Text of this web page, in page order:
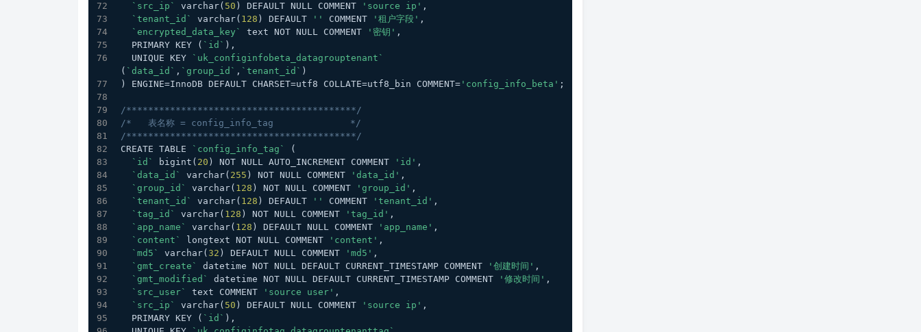
`src_ip`
varchar( 50 ) DEFAULT NULL COMMENT 'source ip' ,
`tenant_id`
varchar( 128 ) DEFAULT '' COMMENT '租户字段' ,
`encrypted_data_key`
text NOT NULL COMMENT '密钥' ,
  PRIMARY KEY (
`id` ),
  UNIQUE KEY
`uk_configinfobeta_datagrouptenant`
( `data_id` , `group_id` , `tenant_id` )
) ENGINE=InnoDB DEFAULT CHARSET=utf8 COLLATE=utf8_bin COMMENT= 'config_info_beta' ;
/******************************************/
/*   表名称 = config_info_tag              */
/******************************************/
CREATE TABLE
`config_info_tag`
(
`id`
bigint( 20 ) NOT NULL AUTO_INCREMENT COMMENT 'id' ,
`data_id`
varchar( 255 ) NOT NULL COMMENT 'data_id' ,
`group_id`
varchar( 128 ) NOT NULL COMMENT 'group_id' ,
`tenant_id`
varchar( 128 ) DEFAULT '' COMMENT 'tenant_id' ,
`tag_id`
varchar( 128 ) NOT NULL COMMENT 'tag_id' ,
`app_name`
varchar( 128 ) DEFAULT NULL COMMENT 'app_name' ,
`content`
longtext NOT NULL COMMENT 'content' ,
`md5`
varchar( 32 ) DEFAULT NULL COMMENT 'md5' ,
`gmt_create`
datetime NOT NULL DEFAULT CURRENT_TIMESTAMP COMMENT '创建时间' ,
`gmt_modified`
datetime NOT NULL DEFAULT CURRENT_TIMESTAMP COMMENT '修改时间' ,
`src_user`
text COMMENT 'source user' ,
`src_ip`
varchar( 50 ) DEFAULT NULL COMMENT 'source ip' ,
  PRIMARY KEY (
`id` ),